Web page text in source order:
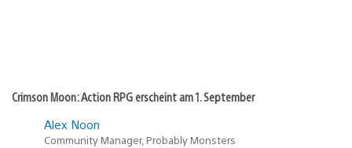
Crimson Moon: Action RPG erscheint am 1. September
Alex Noon
Community Manager, Probably Monsters